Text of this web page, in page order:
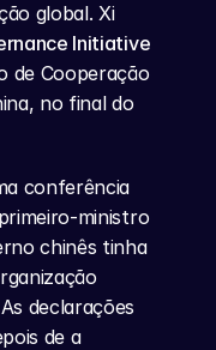
global. Xi
Initiative
de Cooperação
no final do
conferência
ministro
chinês tinha
declarações
de a